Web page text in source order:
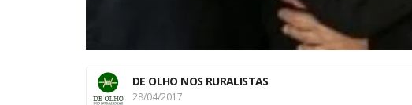
DE OLHO NOS RURALISTAS
28/04/2017